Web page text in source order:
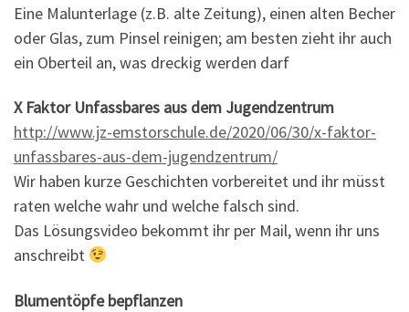
Eine Malunterlage (z.B. alte Zeitung), einen alten Becher
oder Glas, zum Pinsel reinigen; am besten zieht ihr auch
ein Oberteil an, was dreckig werden darf
X Faktor Unfassbares aus dem Jugendzentrum
http://www.jz-emstorschule.de/2020/06/30/x-faktor-
unfassbares-aus-dem-jugendzentrum/
Wir haben kurze Geschichten vorbereitet und ihr müsst
raten welche wahr und welche falsch sind.
Das Lösungsvideo bekommt ihr per Mail, wenn ihr uns
anschreibt
Blumentöpfe bepflanzen